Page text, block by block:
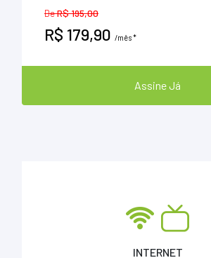
DeR$ 195,00
R$ 179,90 /mês *
Assine Já
INTERNET